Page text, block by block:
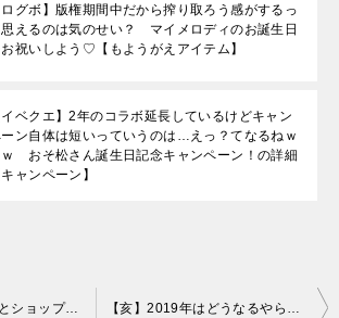
ログボ】版権期間中だから搾り取ろう感がするっ
えるのは気のせい？ マイメロディのお誕生日
お祝いしよう♡【もようがえアイテム】
イベクエ】2年のコラボ延長しているけどキャン
ン自体は短いっていうのは…えっ？てなるねｗ
ｗ おそ松さん誕生日記念キャンペーン！の詳細
キャンペーン】
2018年クリスマスとショップアイテム 今年ラストも無課金者を切り捨てる要素満載な内容ですｗ 【亥】2019年はどうなるやらｗ 新年豪華ガチャ＆2018年カウントダウンイベント振り返りについて【迎春】